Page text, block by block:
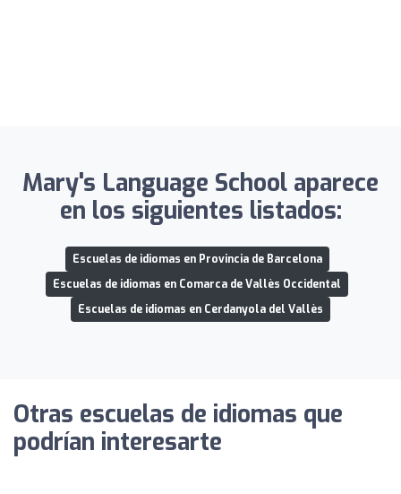
Mary's Language School aparece
en los siguientes listados:
Escuelas de idiomas en Provincia de Barcelona
Escuelas de idiomas en Comarca de Vallès Occidental
Escuelas de idiomas en Cerdanyola del Vallès
Otras escuelas de idiomas que
podrían interesarte